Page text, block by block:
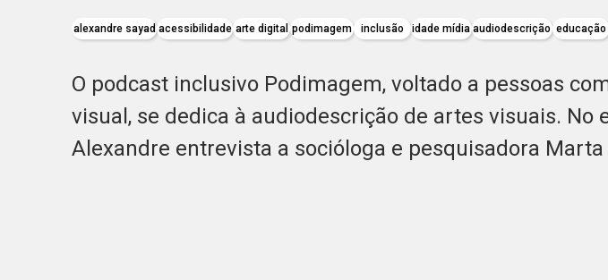
alexandre sayad acessibilidade arte digital podimagem inclusão idade mídia audiodescrição educação
O podcast inclusivo Podimagem, voltado a pessoas
visual, se dedica à audiodescrição de artes visuais. No
Alexandre entrevista a socióloga e pesquisadora Marta